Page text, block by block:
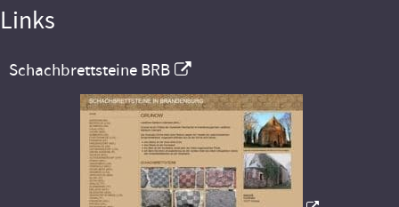
Links
Schachbrettsteine BRB